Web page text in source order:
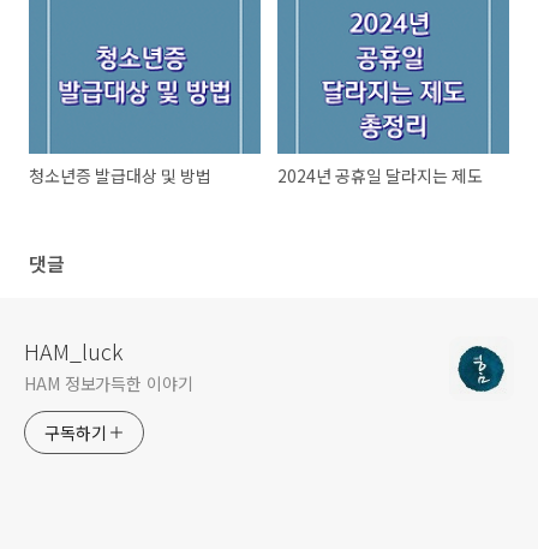
청소년증 발급대상 및 방법 2024년 공휴일 달라지는 제도
댓글
HAM_luck
HAM 정보가득한 이야기
구독하기